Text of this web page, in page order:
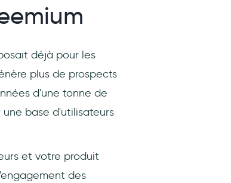
déjà pour les
plus de prospects
d'une tonne de
base d'utilisateurs
et votre produit
des